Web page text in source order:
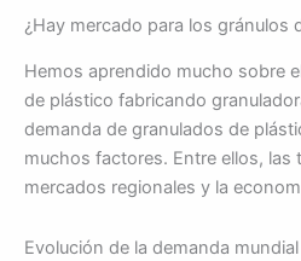
¿Hay mercado para los gránulos
Hemos aprendido mucho sobre
de plástico fabricando
demanda de granulados de
muchos factores. Entre ellos, las
mercados regionales y la
Evolución de la demanda mundial